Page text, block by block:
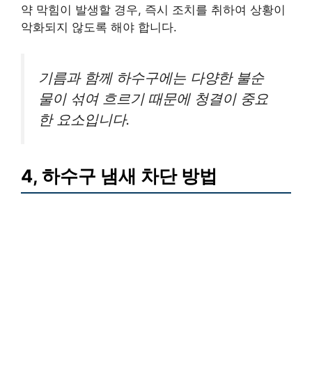
약 막힘이 발생할 경우, 즉시 조치를 취하여 상황이
악화되지 않도록 해야 합니다.
기름과 함께 하수구에는 다양한 불순
물이 섞여 흐르기 때문에 청결이 중요
한 요소입니다.
4, 하수구 냄새 차단 방법